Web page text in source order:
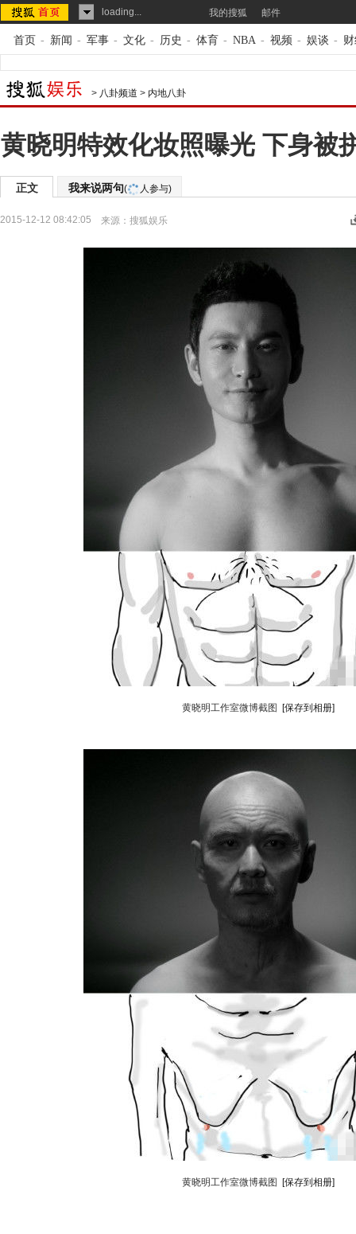
loading... 我的搜狐 邮件
首页 - 新闻 - 军事 - 文化 - 历史 - 体育 - NBA - 视频 - 娱谈 -
> 八卦频道 > 内地八卦
黄晓明特效化妆照曝光 下身被
正文 我来说两句( 人参与)
2015-12-12 08:42:05 来源： 搜狐娱乐
黄晓明工作室微博截图 [保存到相册]
黄晓明工作室微博截图 [保存到相册]
动物系恋人啊 | 钟欣潼体验爱情哲学